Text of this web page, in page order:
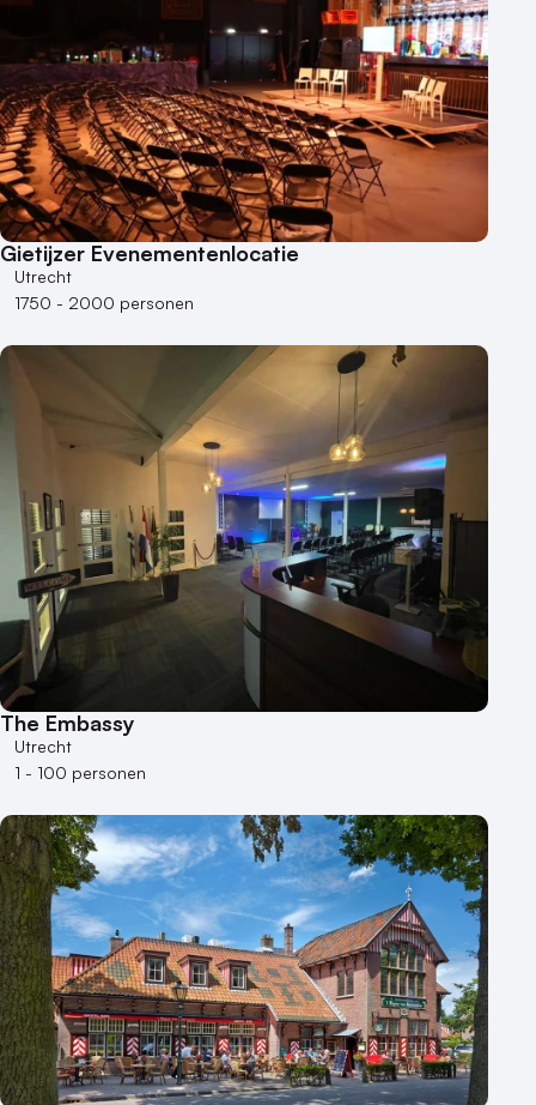
Groene locatie
Heisessie
Hotel
Hybride events
Industriële locatie
Kasteel en landgoed
Kleine / intieme locatie
Locaties aan zee
Museum
Gietijzer Evenementenlocatie
Utrecht
1750 - 2000 personen
The Embassy
Utrecht
1 - 100 personen